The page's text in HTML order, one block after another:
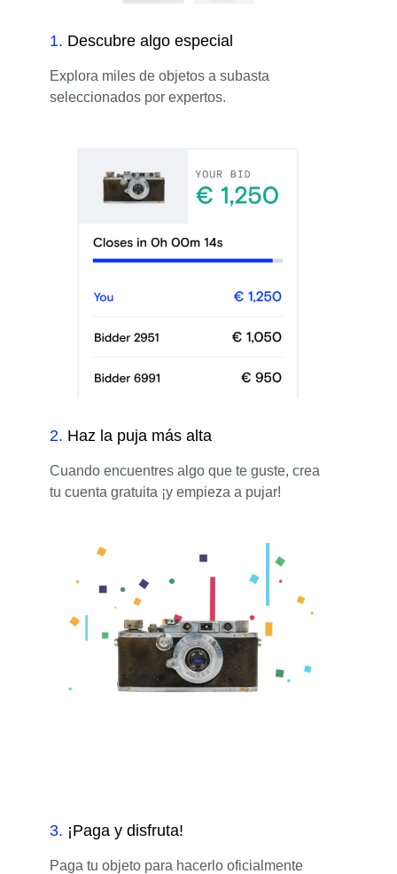
1. Descubre algo especial
Explora miles de objetos a subasta
seleccionados por expertos.
2. Haz la puja más alta
Cuando encuentres algo que te guste, crea
tu cuenta gratuita ¡y empieza a pujar!
3. ¡Paga y disfruta!
Paga tu objeto para hacerlo oficialmente